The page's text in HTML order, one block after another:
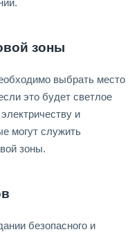
зоны
выбрать место
это будет светлое
и
могут служить
зоны.
безопасного и